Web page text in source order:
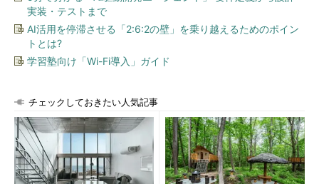
ドバイにいたころのアルジュン氏。おめめクリクリ
両親と共にインドへ移住したアルジュン氏を待っていたのは、
世界でも有数の苛烈な教育環境であった。彼は13歳にして、既に
「インドの教育システムでは、初日から全員が科学技術を教え
込まれ、ボリウッド映画の『きっと、うまくいく（3Idiots）』で
も描かれているように、誰もが医者かエンジニアになる道を推奨
されます。中学1年（7年生）で転入した私立校にはコンピュータ
室があり、C++を学びました。8年生でICSE（インドで最も難し
実装・テストまで
AI活用を停滞させる「2:6:2の壁」を乗り越えるためのポイン
トとは?
学習塾向け「Wi-Fi導入」ガイド
チェックしておきたい人気記事